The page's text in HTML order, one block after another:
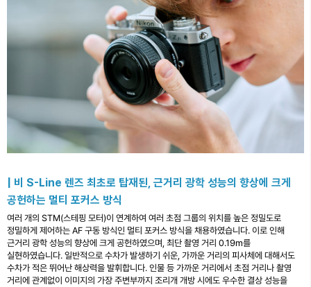
| 비 S-Line 렌즈 최초로 탑재된, 근거리 광학 성능의 향상에 크게
공헌하는 멀티 포커스 방식
여러 개의 STM(스테핑 모터)이 연계하여 여러 초점 그룹의 위치를 높은 정밀도로
정밀하게 제어하는 AF 구동 방식인 멀티 포커스 방식을 채용하였습니다. 이로 인해
근거리 광학 성능의 향상에 크게 공헌하였으며, 최단 촬영 거리 0.19m를
실현하였습니다. 일반적으로 수차가 발생하기 쉬운, 가까운 거리의 피사체에 대해서도
수차가 적은 뛰어난 해상력을 발휘합니다. 인물 등 가까운 거리에서 초점 거리나 촬영
거리에 관계없이 이미지의 가장 주변부까지 조리개 개방 시에도 우수한 결상 성능을